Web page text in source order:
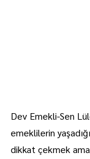
Dev Emekli-Sen
emeklilerin
dikkat çekmek